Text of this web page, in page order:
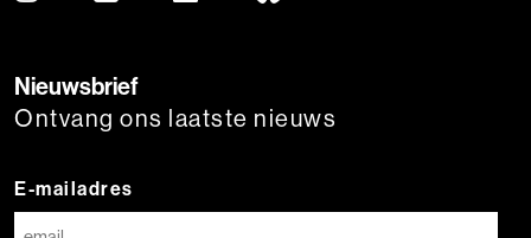
Nieuwsbrief
Ontvang ons laatste nieuws
E-mailadres